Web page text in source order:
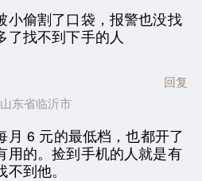
小偷割了口袋，报警也没找
了找不到下手的人
东省临沂市
回复
月 6 元的最低档，也都开了
用的。捡到手机的人就是有
到他。